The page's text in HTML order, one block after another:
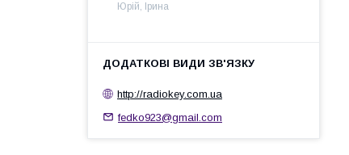
Юрій, Ірина
http://radiokey.com.ua
fedko923@gmail.com